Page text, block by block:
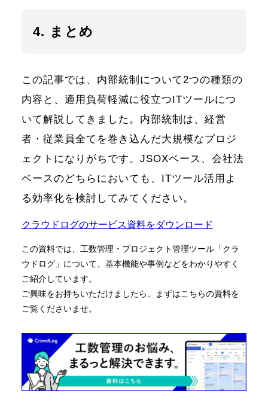
4. まとめ
この記事では、内部統制について2つの種類の
内容と、適用負荷軽減に役立つITツールにつ
いて解説してきました。内部統制は、経営
者・従業員全てを巻き込んだ大規模なプロジ
ェクトになりがちです。JSOXベース、会社法
ベースのどちらにおいても、ITツール活用よ
る効率化を検討してみてください。
クラウドログのサービス資料をダウンロード
この資料では、工数管理・プロジェクト管理ツール「クラ
ウドログ」について、基本機能や事例などをわかりやすく
ご紹介しています。
ご興味をお持ちいただけましたら、まずはこちらの資料を
ご覧くださいませ。